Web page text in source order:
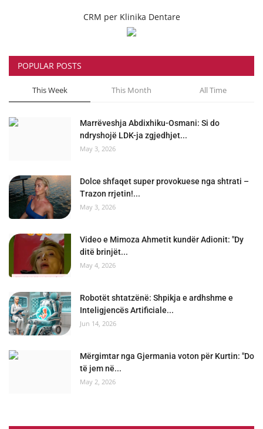
CRM per Klinika Dentare
POPULAR POSTS
This Week This Month All Time
Marrëveshja Abdixhiku-Osmani: Si do
ndryshojë LDK-ja zgjedhjet...
May 3, 2026
Dolce shfaqet super provokuese nga shtrati –
Trazon rrjetin!...
May 3, 2026
Video e Mimoza Ahmetit kundër Adionit: "Dy
ditë brinjët...
May 4, 2026
Robotët shtatzënë: Shpikja e ardhshme e
Inteligjencës Artificiale...
Jun 14, 2026
Mërgimtar nga Gjermania voton për Kurtin: "Do
të jem në...
May 2, 2026